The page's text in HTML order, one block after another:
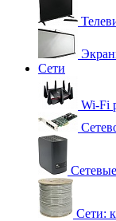
Сети
Wi-Fi
Сети: